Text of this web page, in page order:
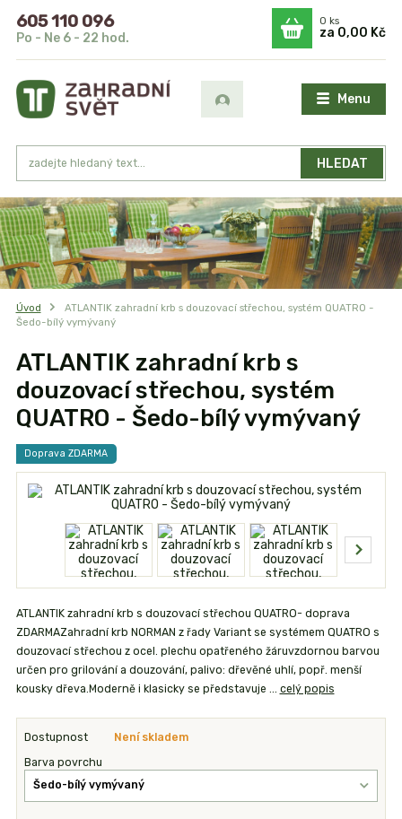
Menu
HLEDAT
605 110 096
Po - Ne 6 - 22 hod.
0ks
za 0,00 Kč
Úvod
ATLANTIK zahradní krb s douzovací střechou, systém QUATRO -
Šedo-bílý vymývaný
ATLANTIK zahradní krb s
douzovací střechou, systém
QUATRO - Šedo-bílý vymývaný
Doprava ZDARMA
ATLANTIK zahradní krb s douzovací střechou QUATRO- doprava
ZDARMAZahradní krb NORMAN z řady Variant se systémem QUATRO s
douzovací střechou z ocel. plechu opatřeného žáruvzdornou barvou
určen pro grilování a douzování, palivo: dřevěné uhlí, popř. menší
kousky dřeva.Moderně i klasicky se představuje ... celý popis
Dostupnost Není skladem
Barva povrchu